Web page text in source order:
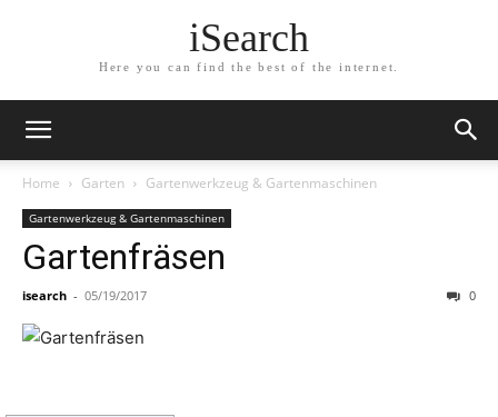
iSearch
Here you can find the best of the internet.
Home Garten Gartenwerkzeug & Gartenmaschinen
Gartenwerkzeug & Gartenmaschinen
Gartenfräsen
isearch - 05/19/2017 0